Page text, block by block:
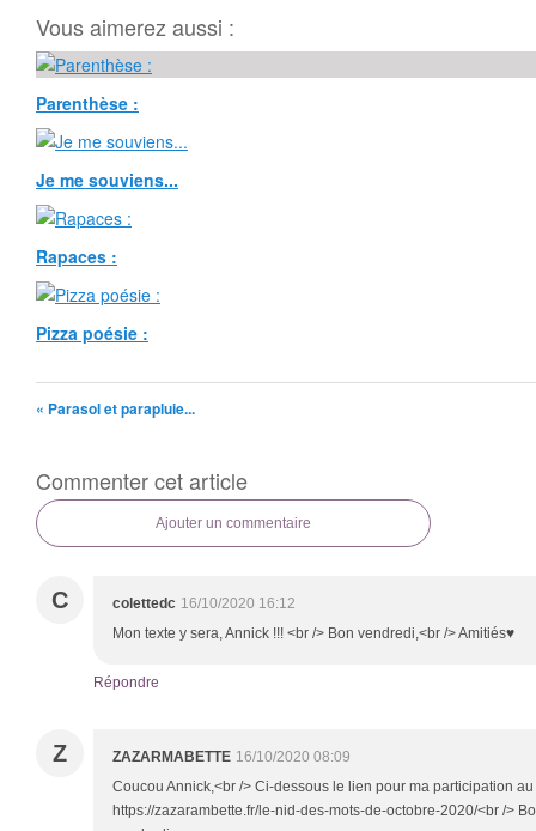
Vous aimerez aussi :
Parenthèse :
Je me souviens...
Rapaces :
Pizza poésie :
« Parasol et parapluie...
Commenter cet article
Ajouter un commentaire
C colettedc 16/10/2020 16:12
Mon texte y sera, Annick !!! <br /> Bon vendredi,<br /> Amitiés♥
Répondre
Z ZAZARMABETTE 16/10/2020 08:09
Coucou Annick,<br /> Ci-dessous le lien pour ma participation
https://zazarambette.fr/le-nid-des-mots-de-octobre-2020/<br />